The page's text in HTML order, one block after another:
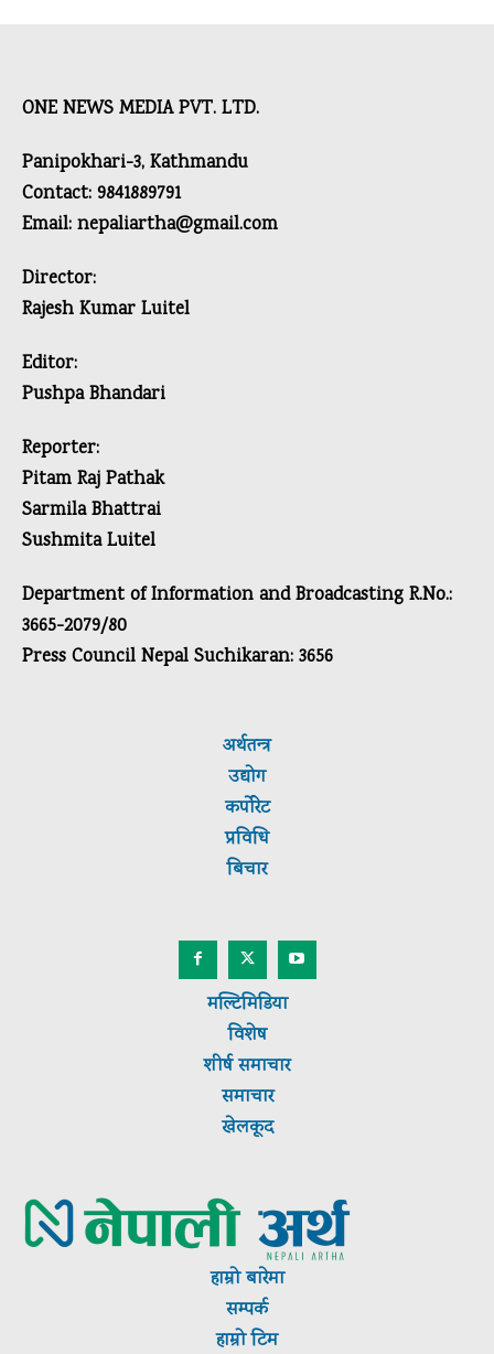
ONE NEWS MEDIA PVT. LTD.
Panipokhari-3, Kathmandu
Contact: 9841889791
Email: nepaliartha@gmail.com
Director:
Rajesh Kumar Luitel
Editor:
Pushpa Bhandari
Reporter:
Pitam Raj Pathak
Sarmila Bhattrai
Sushmita Luitel
Department of Information and Broadcasting R.No.:
3665-2079/80
Press Council Nepal Suchikaran: 3656
अर्थतन्त्र
उद्योग
कर्पाेरेट
प्रविधि
बिचार
मल्टिमिडिया
विशेष
शीर्षसमाचार
समाचार
खेलकूद
हाम्रो बारेमा
सम्पर्क
हाम्रो टिम